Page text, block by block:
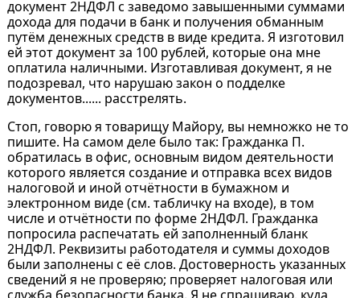
документ 2НДФЛ с заведомо завышенными суммами
дохода для подачи в банк и получения обманным
путём денежных средств в виде кредита. Я изготовил
ей этот документ за 100 рублей, которые она мне
оплатила наличными. Изготавливая документ, я не
подозревал, что нарушаю закон о подделке
документов...... расстрелять.
Стоп, говорю я товарищу Майору, вы немножко не то
пишите. На самом деле было так: Гражданка П.
обратилась в офис, основным видом деятельности
которого является создание и отправка всех видов
налоговой и иной отчётности в бумажном и
электронном виде (см. табличку на входе), в том
числе и отчётности по форме 2НДФЛ. Гражданка
попросила распечатать ей заполненный бланк
2НДФЛ. Реквизиты работодателя и суммы доходов
были заполнены с её слов. Достоверность указанных
сведений я не проверяю; проверяет налоговая или
служба безопасности банка. Я не спрашиваю, куда